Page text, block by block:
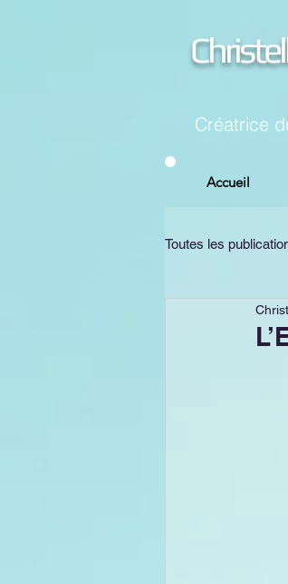
Créatrice
Accueil
Toutes les